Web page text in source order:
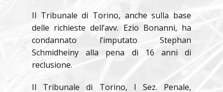
Il Tribunale di Torino, anche sulla base
delle richieste dell’avv. Ezio Bonanni, ha
condannato l’imputato Stephan
Schmidheiny alla pena di 16 anni di
reclusione.
Il Tribunale di Torino, I Sez. Penale,